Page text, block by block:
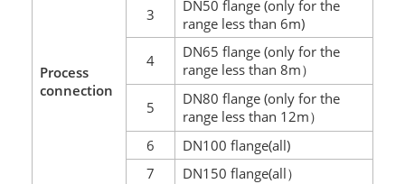
Process
connection
3
DN50 flange (only for the
range less than 6m)
4
DN65 flange (only for the
range less than 8m）
5
DN80 flange (only for the
range less than 12m）
6
DN100 flange(all)
7
DN150 flange(all）